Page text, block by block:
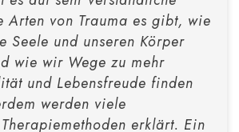
Arten von Trauma es gibt, wie
Seele und unseren Körper
wie wir Wege zu mehr
und Lebensfreude finden
werden viele
erklärt. Ein